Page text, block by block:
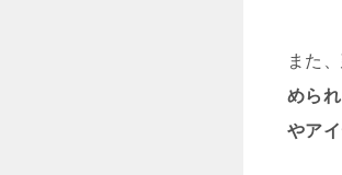
また
めら
やア